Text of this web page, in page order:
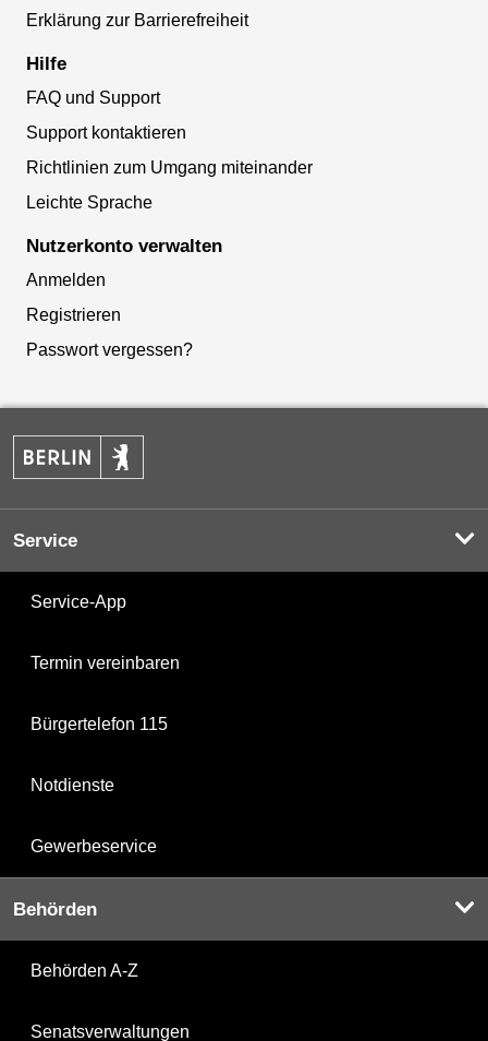
Erklärung zur Barrierefreiheit
Hilfe
FAQ und Support
Support kontaktieren
Richtlinien zum Umgang miteinander
Leichte Sprache
Nutzerkonto verwalten
Anmelden
Registrieren
Passwort vergessen?
Service
Service-App
Termin vereinbaren
Bürgertelefon 115
Notdienste
Gewerbeservice
Behörden
Behörden A-Z
Senatsverwaltungen